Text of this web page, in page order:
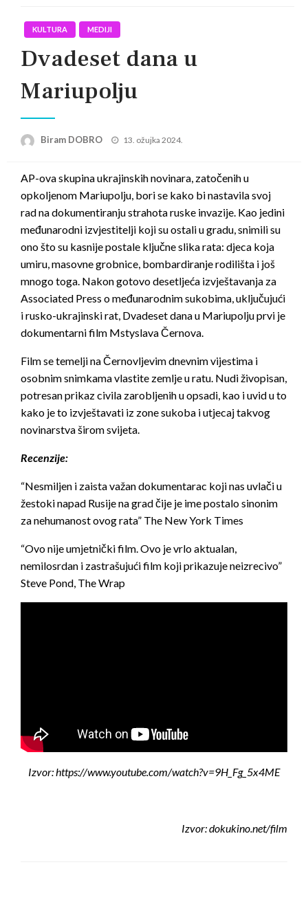
KULTURA MEDIJI
Dvadeset dana u
Mariupolju
Biram DOBRO
Posted
13. ožujka 2024.
AP-ova skupina ukrajinskih novinara, zatočenih u
opkoljenom Mariupolju, bori se kako bi nastavila svoj
rad na dokumentiranju strahota ruske invazije. Kao jedini
međunarodni izvjestitelji koji su ostali u gradu, snimili su
ono što su kasnije postale ključne slika rata: djeca koja
umiru, masovne grobnice, bombardiranje rodilišta i još
mnogo toga. Nakon gotovo desetljeća izvještavanja za
Associated Press o međunarodnim sukobima, uključujući
i rusko-ukrajinski rat, Dvadeset dana u Mariupolju prvi je
dokumentarni film Mstyslava Černova.
Film se temelji na Černovljevim dnevnim vijestima i
osobnim snimkama vlastite zemlje u ratu. Nudi živopisan,
potresan prikaz civila zarobljenih u opsadi, kao i uvid u to
kako je to izvještavati iz zone sukoba i utjecaj takvog
novinarstva širom svijeta.
Recenzije:
“Nesmiljen i zaista važan dokumentarac koji nas uvlači u
žestoki napad Rusije na grad čije je ime postalo sinonim
za nehumanost ovog rata” The New York Times
“Ovo nije umjetnički film. Ovo je vrlo aktualan,
nemilosrdan i zastrašujući film koji prikazuje neizrecivo”
Steve Pond, The Wrap
Izvor: https://www.youtube.com/watch?v=9H_Fg_5x4ME
Izvor: dokukino.net/film